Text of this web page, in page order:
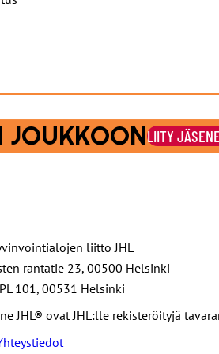
JOUKKOONLIITY
liitto JHL
rantatie 23, 00500 Helsinki
101, 00531 Helsinki
JHL® ovat JHL:lle rekisteröityjä